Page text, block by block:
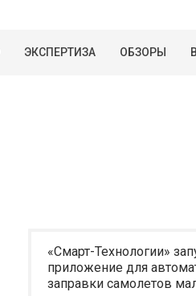
ЭКСПЕРТИЗА ОБЗОРЫ
«Смарт-Технологии»
приложение для
заправки самолетов